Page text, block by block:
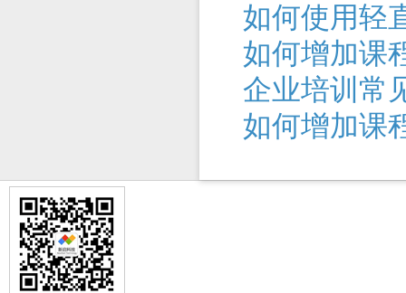
如何使用轻
如何增加课
企业培训常
如何增加课